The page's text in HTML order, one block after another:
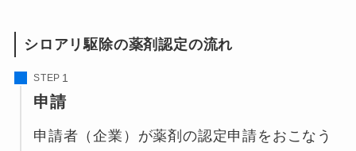
シロアリ駆除の薬剤認定の流れ
STEP
申請
申請者（企業）が薬剤の認定申請をおこなう